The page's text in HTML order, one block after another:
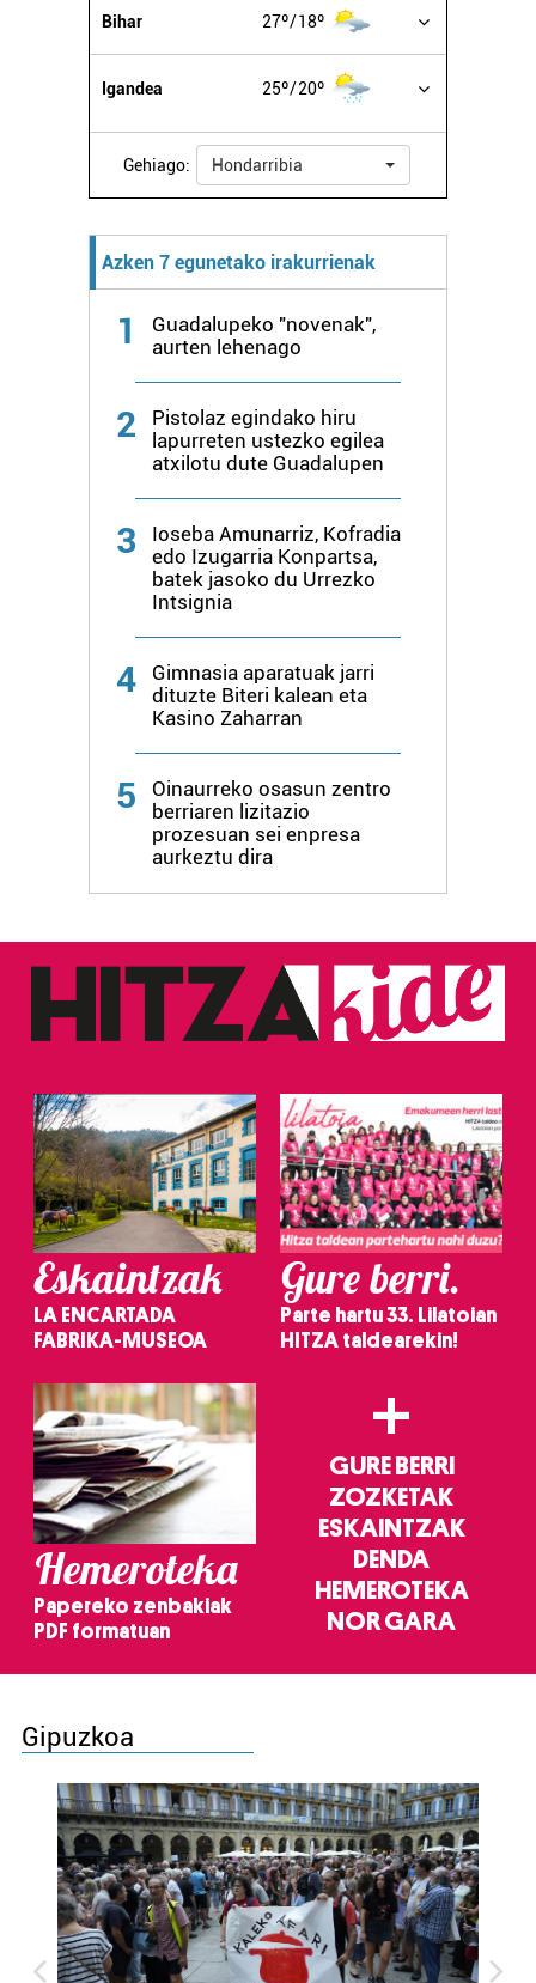
Bihar 27º 18º
Igandea 25º 20º
Gehiago: Hondarribia
Azken 7 egunetako irakurrienak
1
Guadalupeko "novenak",
aurten lehenago
2
Pistolaz egindako hiru
lapurreten ustezko egilea
atxilotu dute Guadalupen
3
Ioseba Amunarriz, Kofradia
edo Izugarria Konpartsa,
batek jasoko du Urrezko
Intsignia
4
Gimnasia aparatuak jarri
dituzte Biteri kalean eta
Kasino Zaharran
5
Oinaurreko osasun zentro
berriaren lizitazio
prozesuan sei enpresa
aurkeztu dira
Eskaintzak
LA ENCARTADA
FABRIKA-MUSEOA
Gure berri.
Parte hartu 33. Lilatoian
HITZA taldearekin!
Hemeroteka
Papereko zenbakiak
PDF formatuan
+
GURE BERRI
ZOZKETAK
ESKAINTZAK
DENDA
HEMEROTEKA
NOR GARA
Gipuzkoa